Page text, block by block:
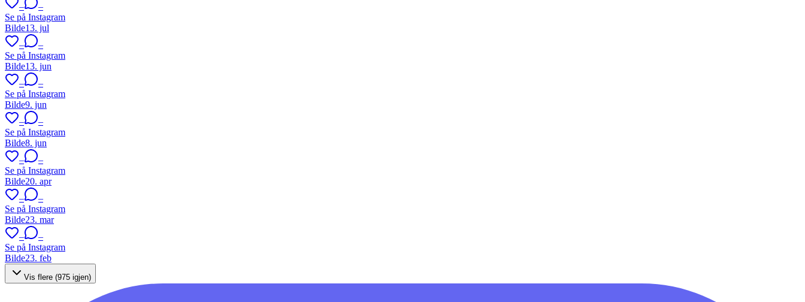
–
–
Se på Instagram
Bilde13. jul
–
–
Se på Instagram
Bilde13. jun
–
–
Se på Instagram
Bilde9. jun
–
–
Se på Instagram
Bilde8. jun
–
–
Se på Instagram
Bilde20. apr
–
–
Se på Instagram
Bilde23. mar
–
–
Se på Instagram
Bilde23. feb
Vis flere (975 igjen)